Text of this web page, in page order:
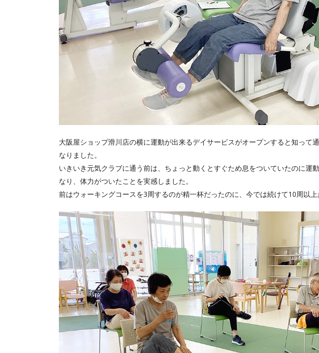
大阪屋ショップ滑川店の横に運動が出来るデイサービスがオープンすると知って
なりました。
いきいき元気クラブに通う前は、ちょっと動くとすぐため息をついていたのに運
なり、体力がついたことを実感しました。
前はウォーキングコースを3周するのが精一杯だったのに、今では続けて10周以上